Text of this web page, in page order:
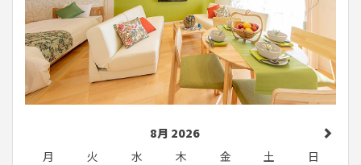
8月 2026
月
火 水 木 金 土
日